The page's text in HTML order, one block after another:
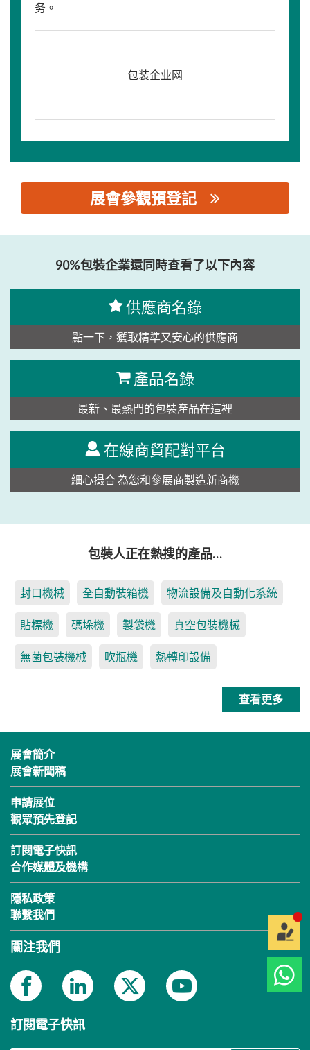
务。
包装企业网
展會參觀預登記
90%包裝企業還同時查看了以下內容
供應商名錄
點一下，獲取精準又安心的供應商
產品名錄
最新、最熱門的包裝產品在這裡
在線商貿配對平台
細心撮合 為您和參展商製造新商機
包裝人正在熱搜的產品…
封口機械 全自動裝箱機 物流設備及自動化系統
貼標機 碼垛機 製袋機 真空包裝機械
無菌包裝機械 吹瓶機 熱轉印設備
查看更多
展會簡介
展會新聞稿
申請展位
觀眾預先登記
訂閱電子快訊
合作媒體及機構
隱私政策
聯繫我們
關注我們
訂閱電子快訊